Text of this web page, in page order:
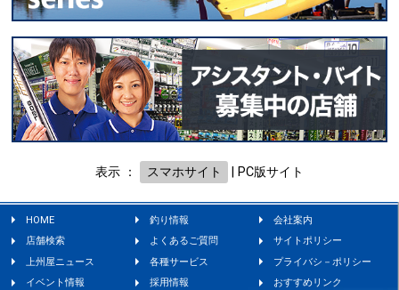
表示 ： スマホサイト PC版サイト
HOME 釣り情報
会社案内
店舗検索
よくあるご質問
サイトポリシー
上州屋ニュース
各種サービス
プライバシ－ポリシー
イベント情報
採用情報 おすすめリンク